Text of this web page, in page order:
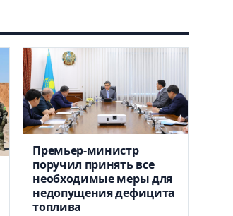
Премьер-министр
поручил принять все
необходимые меры для
недопущения дефицита
топлива